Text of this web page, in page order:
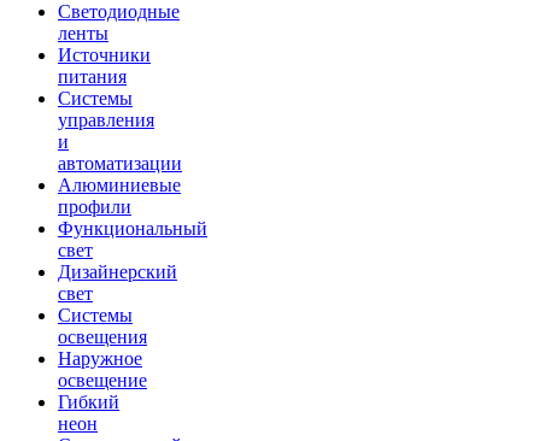
Светодиодные
ленты
Источники
питания
Системы
управления
и
автоматизации
Алюминиевые
профили
Функциональный
свет
Дизайнерский
свет
Системы
освещения
Наружное
освещение
Гибкий
неон